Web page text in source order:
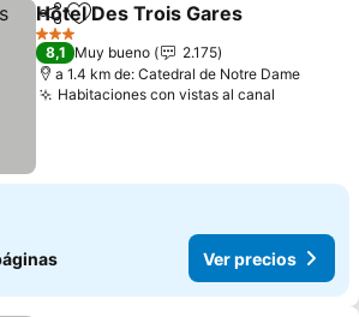
CompartirAgregar a favoritos
Hôtel Des Trois Gares
3 Estrellas
8,1 Muy bueno
2.175
a 1.4 km de: Catedral de Notre Dame
Habitaciones con vistas al canal
Ver precios